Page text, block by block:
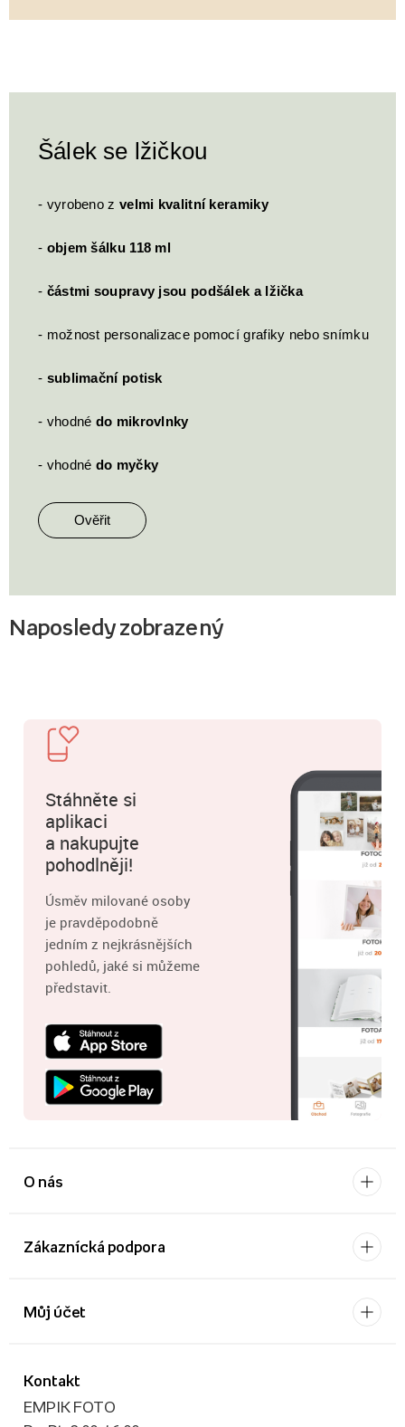
Šálek se lžičkou
- vyrobeno z velmi kvalitní keramiky
- objem šálku 118 ml
- částmi soupravy jsou podšálek a lžička
- možnost personalizace pomocí grafiky nebo snímku
- sublimační potisk
- vhodné do mikrovlnky
- vhodné do myčky
Ověřit
Naposledy zobrazený
Stáhněte si
aplikaci
a nakupujte
pohodlněji!
Úsměv milované osoby
je pravděpodobně
jedním z nejkrásnějších
pohledů, jaké si můžeme
představit.
O nás
Zákaznícká podpora
Kontakt
EMPIK FOTO
Můj účet